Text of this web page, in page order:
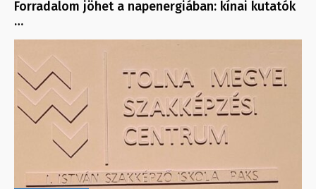
Forradalom jöhet a napenergiában: kínai kutatók
…